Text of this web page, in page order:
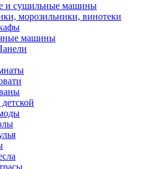
и сушильные машины
морозильники, винотеки
машины